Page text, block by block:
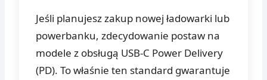
Jeśli planujesz zakup nowej ładowarki lub
powerbanku, zdecydowanie postaw na
modele z obsługą USB-C Power Delivery
(PD). To właśnie ten standard gwarantuje